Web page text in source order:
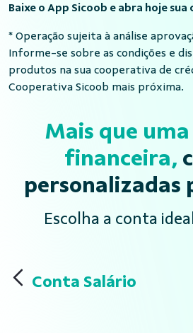
Baixe o App Sicoob e abra hoje
* Operação sujeita à análise
Informe-se sobre as condições e
produtos na sua cooperativa de
Cooperativa Sicoob mais próxima.
Mais que
financeira,
personalizadas
Escolha a conta
Conta Salário